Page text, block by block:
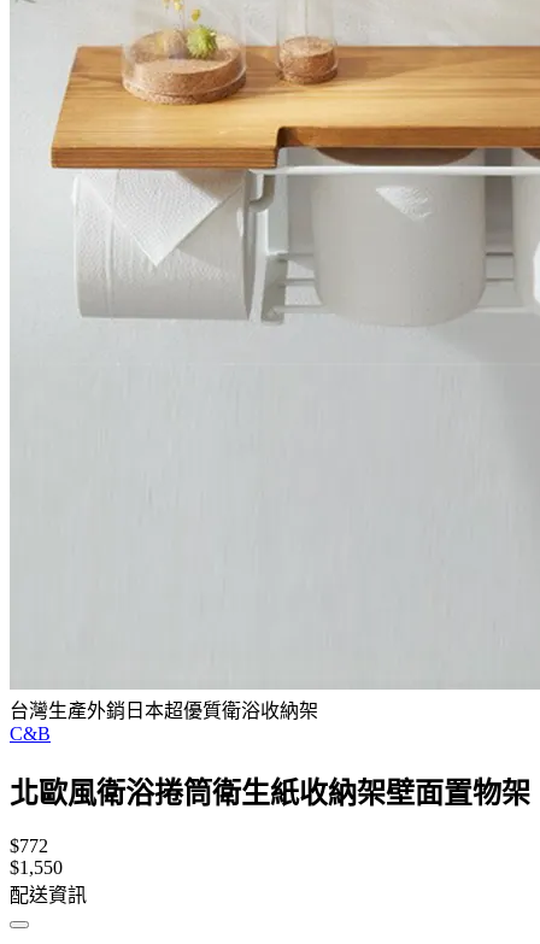
台灣生產外銷日本超優質衛浴收納架
C&B
北歐風衛浴捲筒衛生紙收納架壁面置物架
$772
$1,550
配送資訊